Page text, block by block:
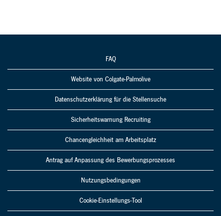
FAQ
Website von Colgate-Palmolive
Datenschutzerklärung für die Stellensuche
Sicherheitswarnung Recruiting
Chancengleichheit am Arbeitsplatz
Antrag auf Anpassung des Bewerbungsprozesses
Nutzungsbedingungen
Cookie-Einstellungs-Tool